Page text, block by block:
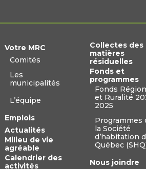
Votre MRC
Comités
Les
municipalités
L’équipe
Emplois
Actualités
Milieu de vie
agréable
Calendrier des
activités
Collectes des
matières
résiduelles
Fonds et
programmes
Fonds
et Ruralité
2025
Programmes
la Société
d’habitation
Québec
Nous joindre